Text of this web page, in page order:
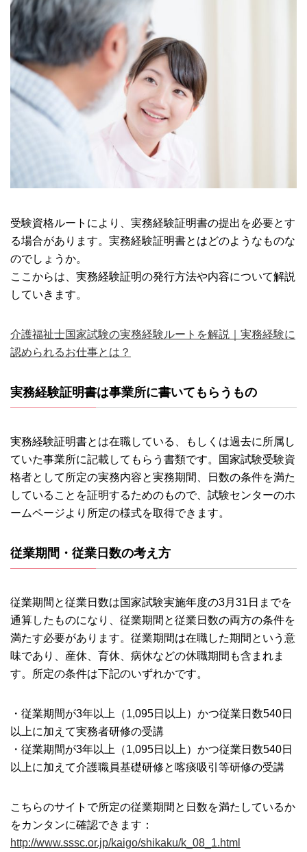
受験資格ルートにより、実務経験証明書の提出を必要とす
る場合があります。実務経験証明書とはどのようなものな
のでしょうか。
ここからは、実務経験証明の発行方法や内容について解説
していきます。
介護福祉士国家試験の実務経験ルートを解説｜実務経験に
認められるお仕事とは？
実務経験証明書は事業所に書いてもらうもの
実務経験証明書とは在職している、もしくは過去に所属し
ていた事業所に記載してもらう書類です。国家試験受験資
格者として所定の実務内容と実務期間、日数の条件を満た
していることを証明するためのもので、試験センターのホ
ームページより所定の様式を取得できます。
従業期間・従業日数の考え方
従業期間と従業日数は国家試験実施年度の3月31日までを
通算したものになり、従業期間と従業日数の両方の条件を
満たす必要があります。従業期間は在職した期間という意
味であり、産休、育休、病休などの休職期間も含まれま
す。所定の条件は下記のいずれかです。
・従業期間が3年以上（1,095日以上）かつ従業日数540日
以上に加えて実務者研修の受講
・従業期間が3年以上（1,095日以上）かつ従業日数540日
以上に加えて介護職員基礎研修と喀痰吸引等研修の受講
こちらのサイトで所定の従業期間と日数を満たしているか
をカンタンに確認できます：
http://www.sssc.or.jp/kaigo/shikaku/k_08_1.html